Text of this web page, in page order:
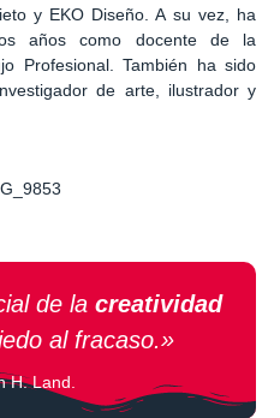
y EKO Diseño. A su vez, ha
años como docente de la
Profesional. También ha sido
de arte, ilustrador y
de la creatividad
al fracaso.»
H. Land.